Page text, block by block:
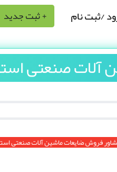
/ثبت نام + ثبت جدید
آلات صنعتی
فروش ضایعات ماشین آلات صنعتی